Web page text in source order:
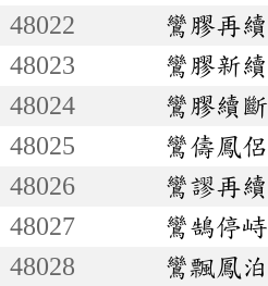
48022
鸞膠再續
48023
鸞膠新續
48024
鸞膠續斷
48025
鸞儔鳳侶
48026
鸞謬再續
48027
鸞鵠停峙
48028
鸞飄鳳泊